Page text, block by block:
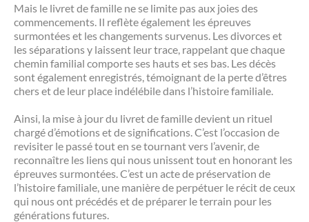
Mais le livret de famille ne se limite pas aux joies des
commencements. Il reflète également les épreuves
surmontées et les changements survenus. Les divorces et
les séparations y laissent leur trace, rappelant que chaque
chemin familial comporte ses hauts et ses bas. Les décès
sont également enregistrés, témoignant de la perte d’êtres
chers et de leur place indélébile dans l’histoire familiale.
Ainsi, la mise à jour du livret de famille devient un rituel
chargé d’émotions et de significations. C’est l’occasion de
revisiter le passé tout en se tournant vers l’avenir, de
reconnaître les liens qui nous unissent tout en honorant les
épreuves surmontées. C’est un acte de préservation de
l’histoire familiale, une manière de perpétuer le récit de ceux
qui nous ont précédés et de préparer le terrain pour les
générations futures.